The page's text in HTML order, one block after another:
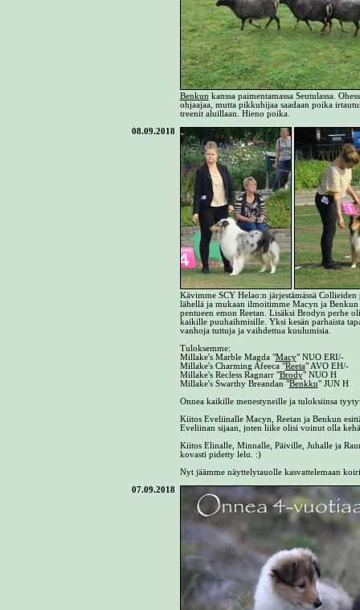
Benkun kanssa paimentamassa Seutulassa.
ohjaajaa, mutta pikkuhijaa saadaan poika
treenit aluillaan. Hieno poika.
08.09.2018
Kävimme SCY Helao:n järjestämässä
lähellä ja mukaan ilmoitimme Macyn ja
pentueen emon Reetan. Lisäksi Brodyn perhe
kaikille puuhaihmisille. Yksi kesän parhaista
vanhoja tuttuja ja vaihdettua kuulumisia.
Tuloksemme:
Millake's Marble Magda "Macy" NUO ERI/-
Millake's Charming Afeeca "Reeta" AVO EH/-
Millake's Recless Ragnarr "Brody" NUO H
Millake's Swarthy Breandan "Benkku" JUN H
Onnea kaikille menestyneille ja tuloksiinsa
Kiitos Eveliinalle Macyn, Reetan ja Benkun
Eveliinan sijaan, joten liike olisi voinut olla
Kiitos Elinalle, Minnalle, Päiville, Juhalle ja
kovasti pidetty lelu. :)
Nyt jäämme näyttelytauolle kasvattelemaan
07.09.2018